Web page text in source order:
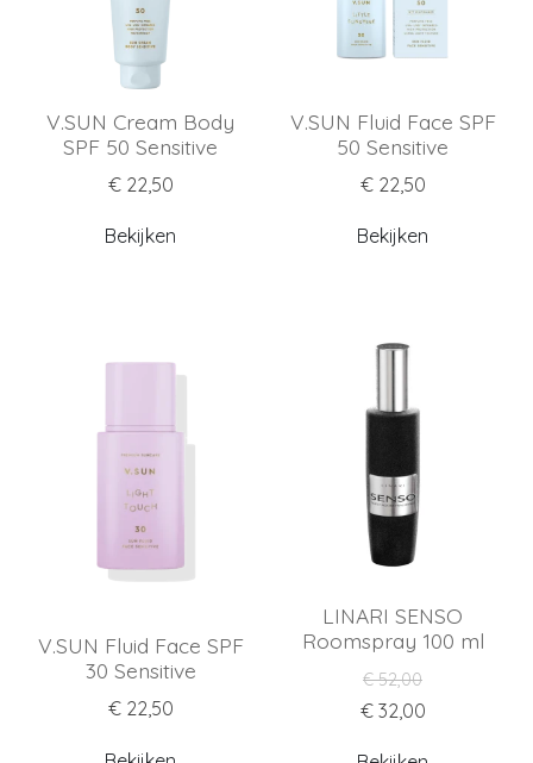
V.SUN Cream Body
SPF 50 Sensitive
€ 22,50
Bekijken
V.SUN Fluid Face SPF
50 Sensitive
€ 22,50
Bekijken
V.SUN Fluid Face SPF
30 Sensitive
€ 22,50
LINARI SENSO
Roomspray 100 ml
€ 52,00
€ 32,00